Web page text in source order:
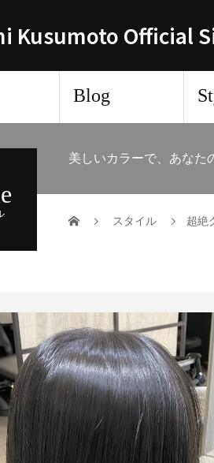
Kusumoto Official
Blog
美しいカラーで、あなた
スタイル 超絶